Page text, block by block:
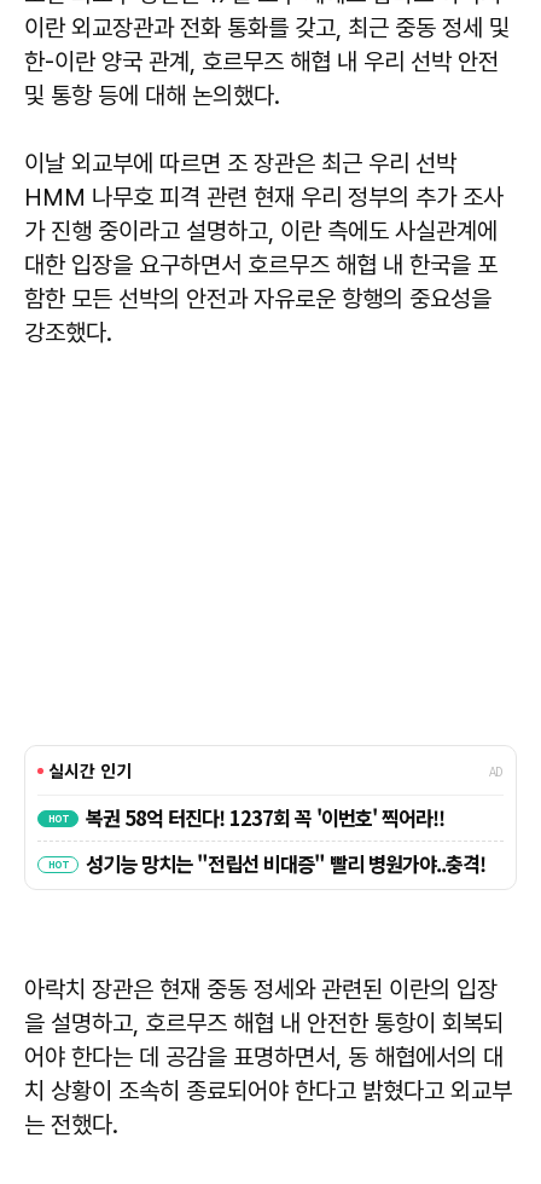
이란 외교장관과 전화 통화를 갖고, 최근 중동 정세 및
한-이란 양국 관계, 호르무즈 해협 내 우리 선박 안전
및 통항 등에 대해 논의했다.
이날 외교부에 따르면 조 장관은 최근 우리 선박
HMM 나무호 피격 관련 현재 우리 정부의 추가 조사
가 진행 중이라고 설명하고, 이란 측에도 사실관계에
대한 입장을 요구하면서 호르무즈 해협 내 한국을 포
함한 모든 선박의 안전과 자유로운 항행의 중요성을
강조했다.
아락치 장관은 현재 중동 정세와 관련된 이란의 입장
을 설명하고, 호르무즈 해협 내 안전한 통항이 회복되
어야 한다는 데 공감을 표명하면서, 동 해협에서의 대
치 상황이 조속히 종료되어야 한다고 밝혔다고 외교부
는 전했다.